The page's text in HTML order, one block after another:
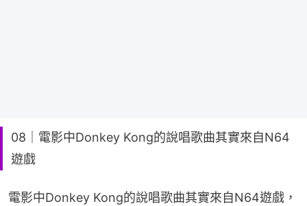
08｜電影中Donkey Kong的說唱歌曲其實來自N64
遊戲
電影中Donkey Kong的說唱歌曲其實來自N64遊戲，